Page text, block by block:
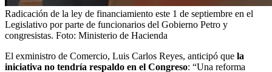
Radicación de la ley de financiamiento este 1 de septiembre en el
Legislativo por parte de funcionarios del Gobierno Petro y
congresistas. Foto: Ministerio de Hacienda
El exministro de Comercio, Luis Carlos Reyes, anticipó que la
iniciativa no tendría respaldo en el Congreso: “Una reforma